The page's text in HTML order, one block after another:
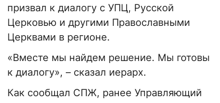
призвал к диалогу с УПЦ, Русской
Церковью и другими Православными
Церквами в регионе.
«Вместе мы найдем решение. Мы готовы
к диалогу», – сказал иерарх.
Как сообщал СПЖ, ранее Управляющий